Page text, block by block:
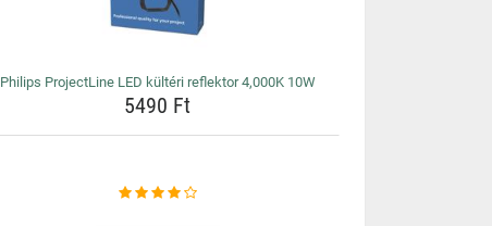
Philips ProjectLine LED kültéri reflektor 4,000K 10W
5490 Ft